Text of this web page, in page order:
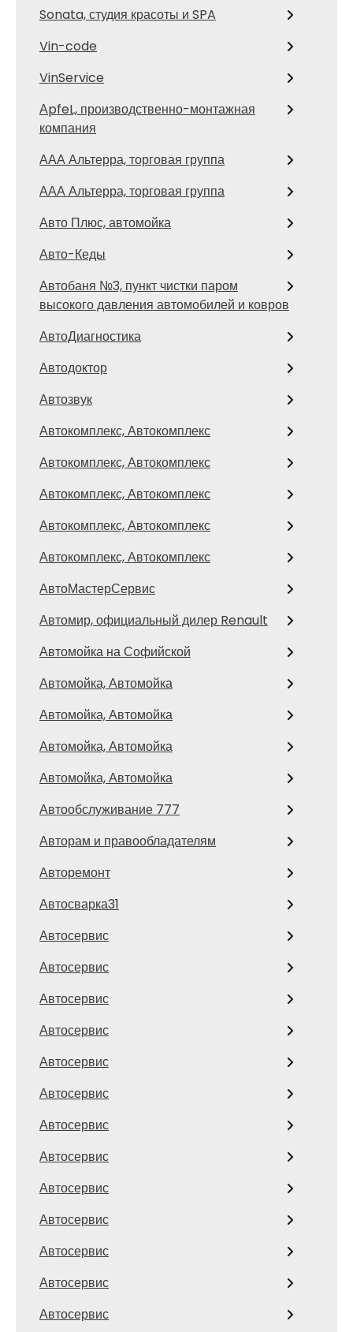
Sonata, студия красоты и SPA
Vin-code
VinService
АpfeL, производственно-монтажная
компания
ААА Альтерра, торговая группа
ААА Альтерра, торговая группа
Авто Плюс, автомойка
Авто-Кеды
Автобаня №3, пункт чистки паром
высокого давления автомобилей и ковров
АвтоДиагностика
Автодоктор
Автозвук
Автокомплекс, Автокомплекс
Автокомплекс, Автокомплекс
Автокомплекс, Автокомплекс
Автокомплекс, Автокомплекс
Автокомплекс, Автокомплекс
АвтоМастерСервис
Автомир, официальный дилер Renault
Автомойка на Софийской
Автомойка, Автомойка
Автомойка, Автомойка
Автомойка, Автомойка
Автомойка, Автомойка
Автообслуживание 777
Авторам и правообладателям
Авторемонт
Автосварка31
Автосервис
Автосервис
Автосервис
Автосервис
Автосервис
Автосервис
Автосервис
Автосервис
Автосервис
Автосервис
Автосервис
Автосервис
Автосервис